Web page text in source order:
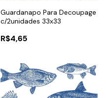
Guardanapo Para Decoupage
c/2unidades 33x33
R$4,65